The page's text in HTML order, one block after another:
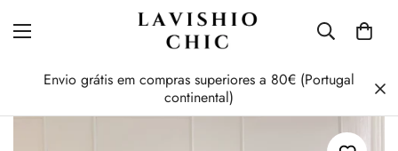
Envio grátis em compras superiores a 80€ (Portugal
continental)